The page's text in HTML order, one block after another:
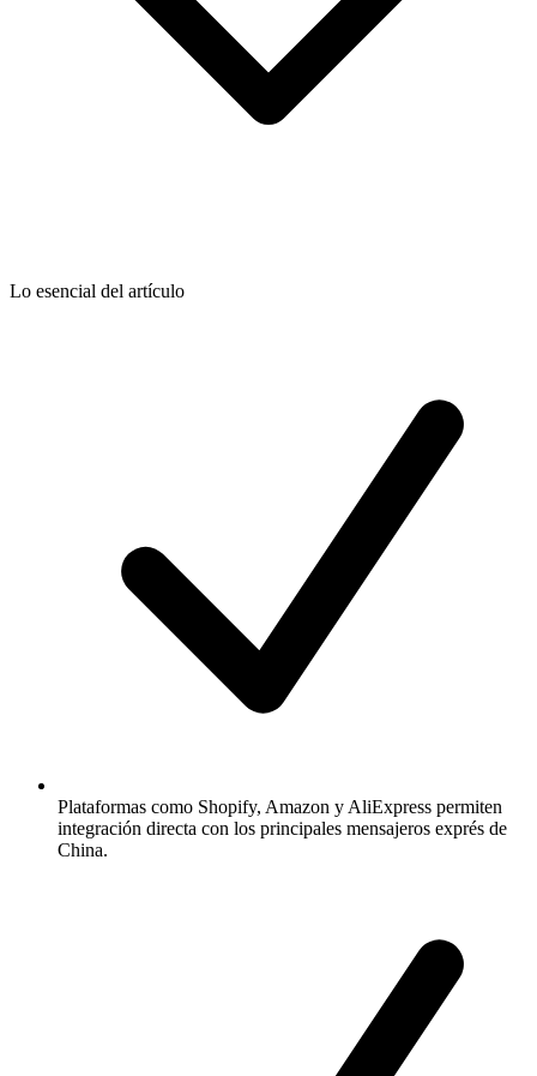
Lo esencial del artículo
Plataformas como Shopify, Amazon y AliExpress permiten
integración directa con los principales mensajeros exprés de
China.